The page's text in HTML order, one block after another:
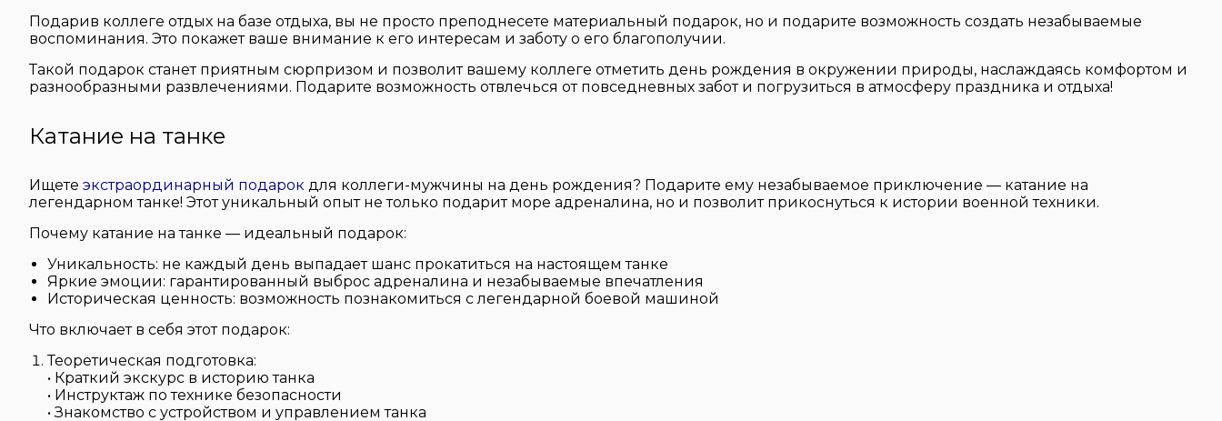
Подарив коллеге отдых на базе отдыха, вы не просто преподнесете материальный подарок, но и подарите возможность создать незабываемые
воспоминания. Это покажет ваше внимание к его интересам и заботу о его благополучии.
Такой подарок станет приятным сюрпризом и позволит вашему коллеге отметить день рождения в окружении природы, наслаждаясь комфортом и
разнообразными развлечениями. Подарите возможность отвлечься от повседневных забот и погрузиться в атмосферу праздника и отдыха!
Катание на танке
Ищете экстраординарный подарок для коллеги-мужчины на день рождения? Подарите ему незабываемое приключение — катание на
легендарном танке! Этот уникальный опыт не только подарит море адреналина, но и позволит прикоснуться к истории военной техники.
Почему катание на танке — идеальный подарок:
Уникальность: не каждый день выпадает шанс прокатиться на настоящем танке
Яркие эмоции: гарантированный выброс адреналина и незабываемые впечатления
Историческая ценность: возможность познакомиться с легендарной боевой машиной
Что включает в себя этот подарок:
Теоретическая подготовка:
• Краткий экскурс в историю танка
• Инструктаж по технике безопасности
• Знакомство с устройством и управлением танка